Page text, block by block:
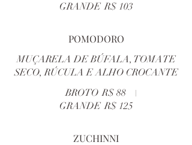
GRANDE R$ 103
POMODORO
MUÇARELA DE BÚFALA, TOMATE
SECO, RÚCULA E ALHO CROCANTE
BROTO R$ 88
GRANDE R$ 125
ZUCHINNI